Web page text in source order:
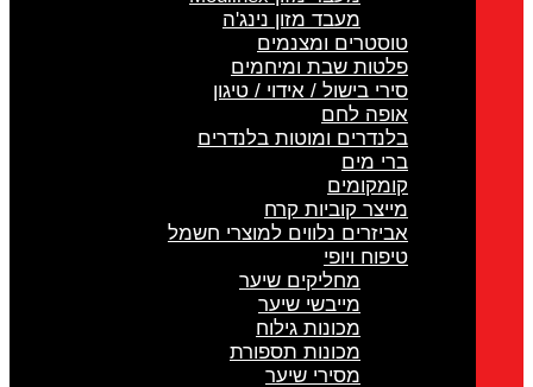
מעבד מזון נינג'ה
טוסטרים ומצנמים
פלטות שבת ומיחמים
סירי בישול / אידוי / טיגון
אופה לחם
בלנדרים ומוטות בלנדרים
ברי מים
קומקומים
מייצר קוביות קרח
אביזרים נלווים למוצרי חשמל
טיפוח ויופי
מחליקים שיער
מייבשי שיער
מכונות גילוח
מכונות תספורת
מסירי שיער